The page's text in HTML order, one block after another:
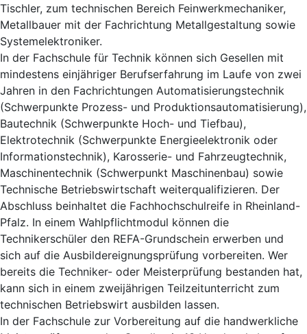
Tischler, zum technischen Bereich Feinwerkmechaniker,
Metallbauer mit der Fachrichtung Metallgestaltung sowie
Systemelektroniker.
In der Fachschule für Technik können sich Gesellen mit
mindestens einjähriger Berufserfahrung im Laufe von zwei
Jahren in den Fachrichtungen Automatisierungstechnik
(Schwerpunkte Prozess- und Produktionsautomatisierung),
Bautechnik (Schwerpunkte Hoch- und Tiefbau),
Elektrotechnik (Schwerpunkte Energieelektronik oder
Informationstechnik), Karosserie- und Fahrzeugtechnik,
Maschinentechnik (Schwerpunkt Maschinenbau) sowie
Technische Betriebswirtschaft weiterqualifizieren. Der
Abschluss beinhaltet die Fachhochschulreife in Rheinland-
Pfalz. In einem Wahlpflichtmodul können die
Technikerschüler den REFA-Grundschein erwerben und
sich auf die Ausbildereignungsprüfung vorbereiten. Wer
bereits die Techniker- oder Meisterprüfung bestanden hat,
kann sich in einem zweijährigen Teilzeitunterricht zum
technischen Betriebswirt ausbilden lassen.
In der Fachschule zur Vorbereitung auf die handwerkliche